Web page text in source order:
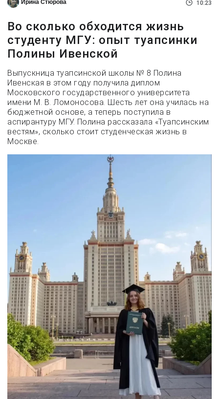
Ирина Стюрова 10:23
Во сколько обходится жизнь
студенту МГУ: опыт туапсинки
Полины Ивенской
Выпускница туапсинской школы № 8 Полина
Ивенская в этом году получила диплом
Московского государственного университета
имени М. В. Ломоносова. Шесть лет она училась на
бюджетной основе, а теперь поступила в
аспирантуру МГУ. Полина рассказала «Туапсинским
вестям», сколько стоит студенческая жизнь в
Москве.